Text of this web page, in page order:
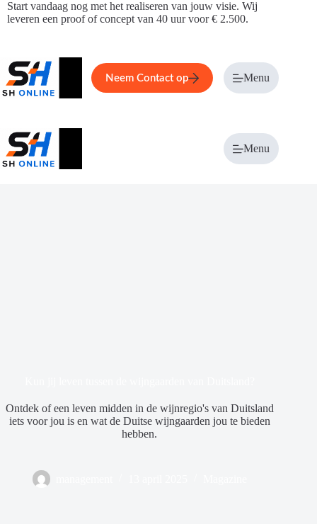
Ga
naar
Start vandaag nog met het realiseren van jouw visie. Wij
leveren een proof of concept van 40 uur voor € 2.500.
Home Service Over ons
Neem Contact op Menu
Menu
Ontdek of een leven midden in de wijnregio's van Duitsland
iets voor jou is en wat de Duitse wijngaarden jou te bieden
hebben.